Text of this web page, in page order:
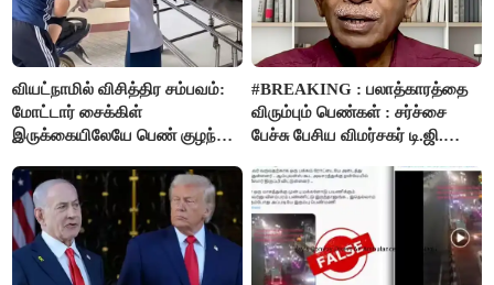
வியட்நாமில் விசித்திர சம்பவம்:
மோட்டார் சைக்கிள்
இருக்கையிலேயே பெண் குழந்தை
#BREAKING : பலாத்காரத்தை
விரும்பும் பெண்கள் : சர்ச்சை
பேச்சு பேசிய விமர்சகர் டி.ஜி.